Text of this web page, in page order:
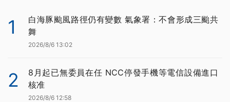
1
白海豚颱風路徑仍有變數 氣象署：不會形成三颱共
舞
2026/8/6 13:02
2
8月起已無委員在任 NCC停發手機等電信設備進口
核准
2026/8/6 12:58